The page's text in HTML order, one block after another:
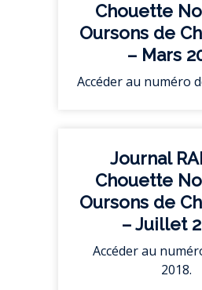
Chouette
Oursons de
– Mars
Accéder au numéro
Journal
Chouette
Oursons de
– Juillet
Accéder au
2018.